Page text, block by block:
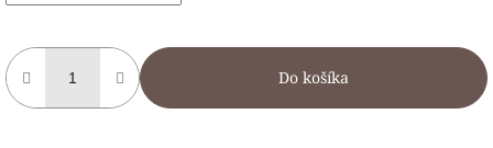
Do košíka